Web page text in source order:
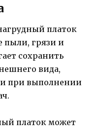
платок
пыли, грязи и
сохранить
вида,
при выполнении
платок может